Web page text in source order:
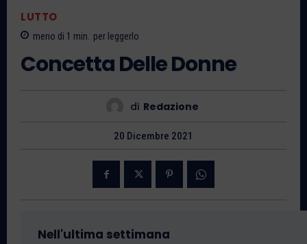
LUTTO
meno di 1 min. per leggerlo
Concetta Delle Donne
di Redazione
20 Dicembre 2021
Nell'ultima settimana